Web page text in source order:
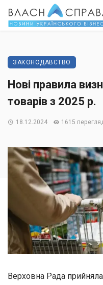
ЗАКОНОДАВСТВО
Нові правила
товарів з 2025 р.
18.12.2024 1615
Верховна Рада